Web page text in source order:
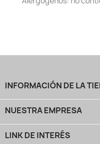
INFORMACIÓN DE LA
NUESTRA EMPRESA
LINK DE INTERÉS